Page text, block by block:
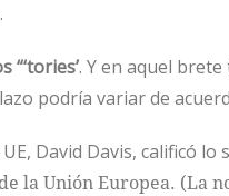
. Y en aquel
podría variar de
David Davis, calificó lo
la Unión Europea. (La